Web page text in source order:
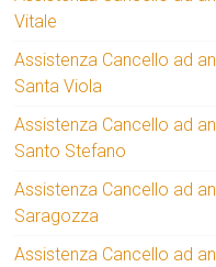
Vitale
Assistenza Cancello ad
Santa Viola
Assistenza Cancello ad
Santo Stefano
Assistenza Cancello ad
Saragozza
Assistenza Cancello ad